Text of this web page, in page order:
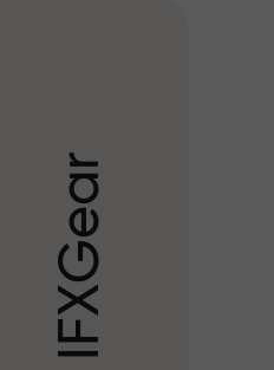
I
F
X
G
e
a
r